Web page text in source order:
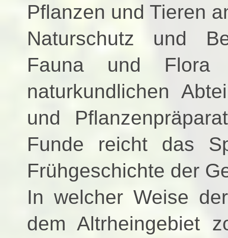
Pflanzen und Tieren
Naturschutz und
Fauna und Flora
naturkundlichen
und
Funde reicht das
Frühgeschichte der
In welcher Weise
dem Altrheingebiet